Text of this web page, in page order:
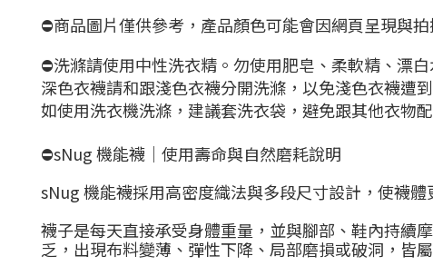
⛔商品圖片僅供參考，產品顏色可能會因網頁呈現與
⛔洗滌請使用中性洗衣精。勿使用肥皂、柔軟精、漂白
深色衣襪請和跟淺色衣襪分開洗滌，以免淺色衣襪遭
如使用洗衣機洗滌，建議套洗衣袋，避免跟其他衣物
⛔sNug 機能襪｜使用壽命與自然磨耗說明
sNug 機能襪採用高密度織法與多段尺寸設計，使襪
襪子是每天直接承受身體重量，並與腳部、鞋內持續
乏，出現布料變薄、彈性下降、局部磨損或破洞，皆